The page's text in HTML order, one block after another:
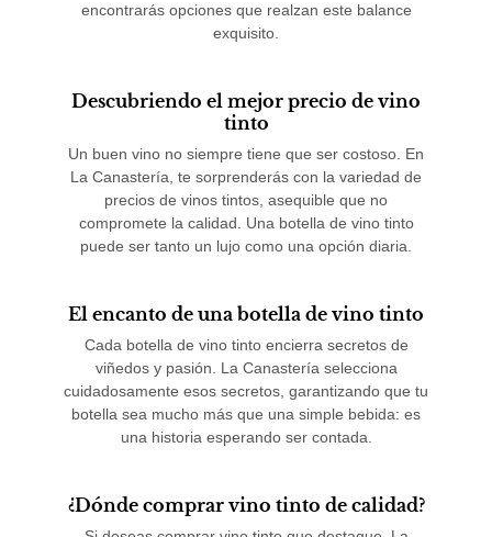
encontrarás opciones que realzan este balance
exquisito.
Descubriendo el mejor precio de vino
tinto
Un buen vino no siempre tiene que ser costoso. En
La Canastería, te sorprenderás con la variedad de
precios de vinos tintos, asequible que no
compromete la calidad. Una botella de vino tinto
puede ser tanto un lujo como una opción diaria.
El encanto de una botella de vino tinto
Cada botella de vino tinto encierra secretos de
viñedos y pasión. La Canastería selecciona
cuidadosamente esos secretos, garantizando que tu
botella sea mucho más que una simple bebida: es
una historia esperando ser contada.
¿Dónde comprar vino tinto de calidad?